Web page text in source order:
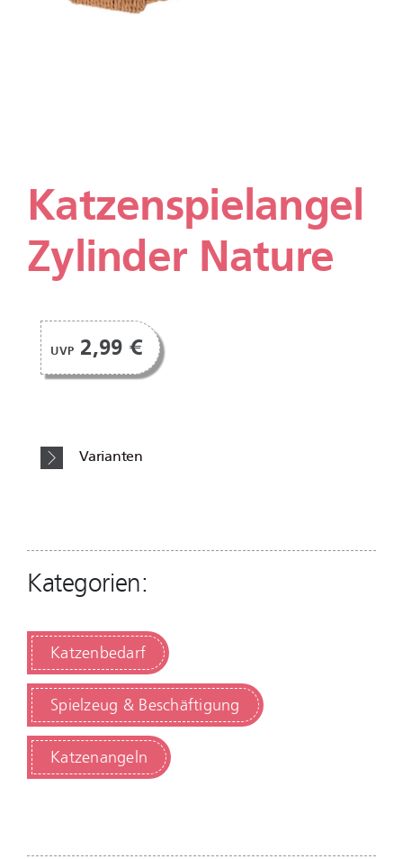
Katzenspielangel
Zylinder Nature
UVP 2,99 €
Varianten
Kategorien:
Katzenbedarf
Spielzeug & Beschäftigung
Katzenangeln